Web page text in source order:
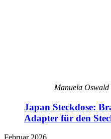
Manuela Oswald
Japan Steckdose:
Adapter für den